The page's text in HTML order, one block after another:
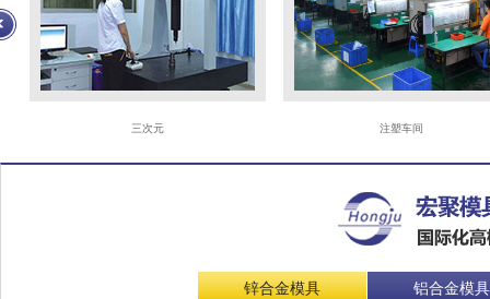
注塑车间
锌合金模具 铝合金模具